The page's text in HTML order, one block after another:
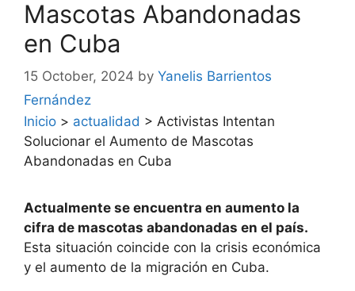
Mascotas Abandonadas
en Cuba
15 October, 2024 by Yanelis Barrientos
Fernández
Inicio > actualidad > Activistas Intentan
Solucionar el Aumento de Mascotas
Abandonadas en Cuba
Actualmente se encuentra en aumento la
cifra de mascotas abandonadas en el país.
Esta situación coincide con la crisis económica
y el aumento de la migración en Cuba.